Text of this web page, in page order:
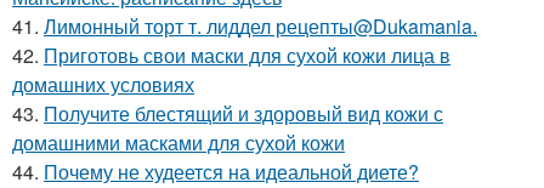
41. Лимонный торт т. лиддел рецепты@Dukamania.
42. Приготовь свои маски для сухой кожи лица в
домашних условиях
43. Получите блестящий и здоровый вид кожи с
домашними масками для сухой кожи
44. Почему не худеется на идеальной диете?